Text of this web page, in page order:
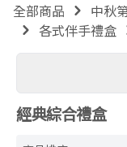
全部商品
中秋
各式伴手禮盒
經典綜合禮盒